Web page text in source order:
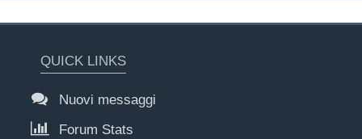
QUICK LINKS
Nuovi messaggi
Forum Stats